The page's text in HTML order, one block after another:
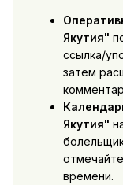
Якутия"
ссылка/
затем
Якутия"
времени.